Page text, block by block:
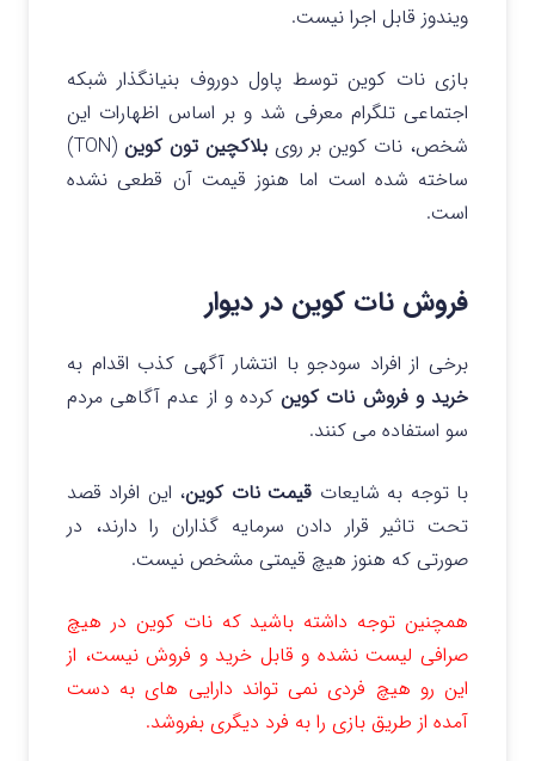
ویندوز قابل اجرا نیست.
بازی نات کوین توسط پاول دوروف بنیانگذار شبکه
اجتماعی تلگرام معرفی شد و بر اساس اظهارات این
شخص، نات کوین بر رویبلاکچین تون کوین
(TON)
ساخته شده است اما هنوز قیمت آن قطعی نشده
است.
فروش نات کوین در دیوار
برخی از افراد سودجو با انتشار آگهی کذب اقدام به
خرید و فروش نات کوینکرده و از عدم آگاهی مردم
سو استفاده می کنند.
با توجه به شایعات قیمت نات کوین، این افراد قصد
تحت تاثیر قرار دادن سرمایه گذاران را دارند، در
صورتی که هنوز هیچ قیمتی مشخص نیست.
همچنین توجه داشته باشید که نات کوین در هیچ
صرافی لیست نشده و قابل خرید و فروش نیست، از
این رو هیچ فردی نمی تواند دارایی های به دست
آمده از طریق بازی را به فرد دیگری بفروشد.